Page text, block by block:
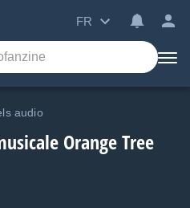
FR
audio
Orange Tree